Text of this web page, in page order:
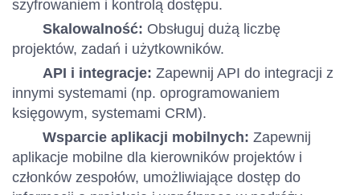
szyfrowaniem i kontrolą dostępu.
Skalowalność: Obsługuj dużą liczbę
projektów, zadań i użytkowników.
API i integracje: Zapewnij API do integracji z
innymi systemami (np. oprogramowaniem
księgowym, systemami CRM).
Wsparcie aplikacji mobilnych: Zapewnij
aplikacje mobilne dla kierowników projektów i
członków zespołów, umożliwiające dostęp do